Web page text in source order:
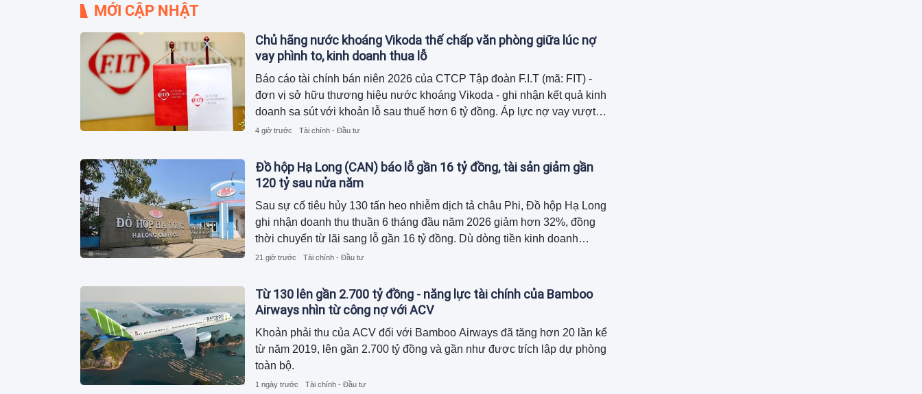
MỚI CẬP NHẬT
Chủ hãng nước khoáng Vikoda thế chấp văn phòng giữa lúc nợ
vay phình to, kinh doanh thua lỗ
Báo cáo tài chính bán niên 2026 của CTCP Tập đoàn F.I.T (mã: FIT) -
đơn vị sở hữu thương hiệu nước khoáng Vikoda - ghi nhận kết quả kinh
doanh sa sút với khoản lỗ sau thuế hơn 6 tỷ đồng. Áp lực nợ vay vượt
2.600 tỷ đồng cùng dòng tiền kinh doanh âm nặng buộc doanh nghiệp
khoản vay của công ty con.
4 giờ trước Tài chính - Đầu tư
Đồ hộp Hạ Long (CAN) báo lỗ gần 16 tỷ đồng, tài sản giảm gần
120 tỷ sau nửa năm
Sau sự cố tiêu hủy 130 tấn heo nhiễm dịch tả châu Phi, Đồ hộp Hạ Long
ghi nhận doanh thu thuần 6 tháng đầu năm 2026 giảm hơn 32%, đồng
thời chuyển từ lãi sang lỗ gần 16 tỷ đồng. Dù dòng tiền kinh doanh
dương, nguồn tiền chủ yếu đến từ thu hồi công nợ và giảm hàng tồn kho,
21 giờ trước Tài chính - Đầu tư
Từ 130 lên gần 2.700 tỷ đồng - năng lực tài chính của Bamboo
Airways nhìn từ công nợ với ACV
Khoản phải thu của ACV đối với Bamboo Airways đã tăng hơn 20 lần kể
từ năm 2019, lên gần 2.700 tỷ đồng và gần như được trích lập dự phòng
toàn bộ.
1 ngày trước Tài chính - Đầu tư